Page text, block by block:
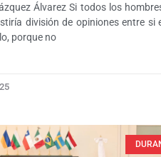
Álvarez Si todos los
división de opiniones entre si
porque no